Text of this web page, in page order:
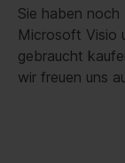
Sie haben noch
Microsoft Visio
gebraucht
wir freuen uns